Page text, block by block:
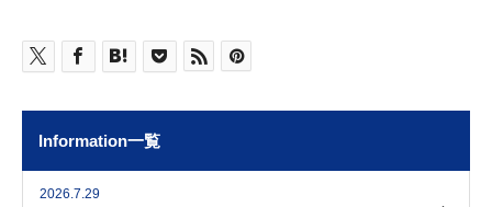
Information一覧
2026.7.29